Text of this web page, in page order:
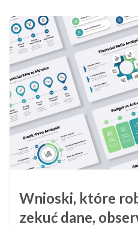
Wnioski, które
zekuć dane,